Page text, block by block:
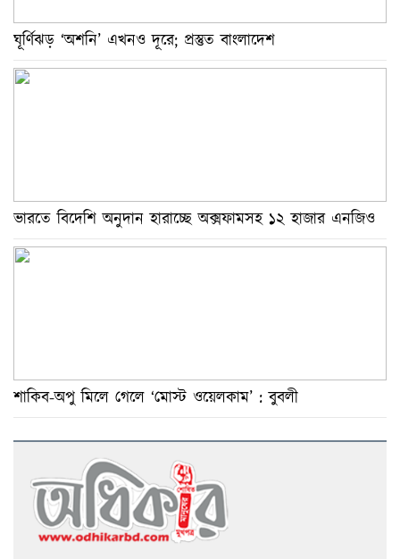
আলোচিত সেই রিজেন্ট সাহেদ ফের গ্রেপ্তার
বিশ্বকাপের ফাইনালে লাল কার্ডে সবার চেয়ে ‘এগিয়ে’
আর্জেন্টিনা
স্পেন-আর্জেন্টিনা ফাইনাল : ৫ বিষয় শিরোপা জয়ে ভূমিকা
গোল্ডেন বুটেও এগিয়ে
সিলেট-সুনামগঞ্জে বন্যা পরিস্থিতির উন্নতির পথে
শিক্ষার্থীদের আন্দোলন ঘোলা পানিতে মাছ শিকারের চেষ্টা :
শেখ হাসিনার আপিলের সুযোগ নেই, মৃত্যুদণ্ড কার্যকর
করতে হবে : নাহিদ ইসলাম
ঘূর্ণিঝড় ‘অশনি’ এখনও দূরে; প্রস্তুত বাংলাদেশ
ভারতে বিদেশি অনুদান হারাচ্ছে অক্সফামসহ ১২ হাজার এনজিও
শাকিব-অপু মিলে গেলে ‘মোস্ট ওয়েলকাম’ : বুবলী